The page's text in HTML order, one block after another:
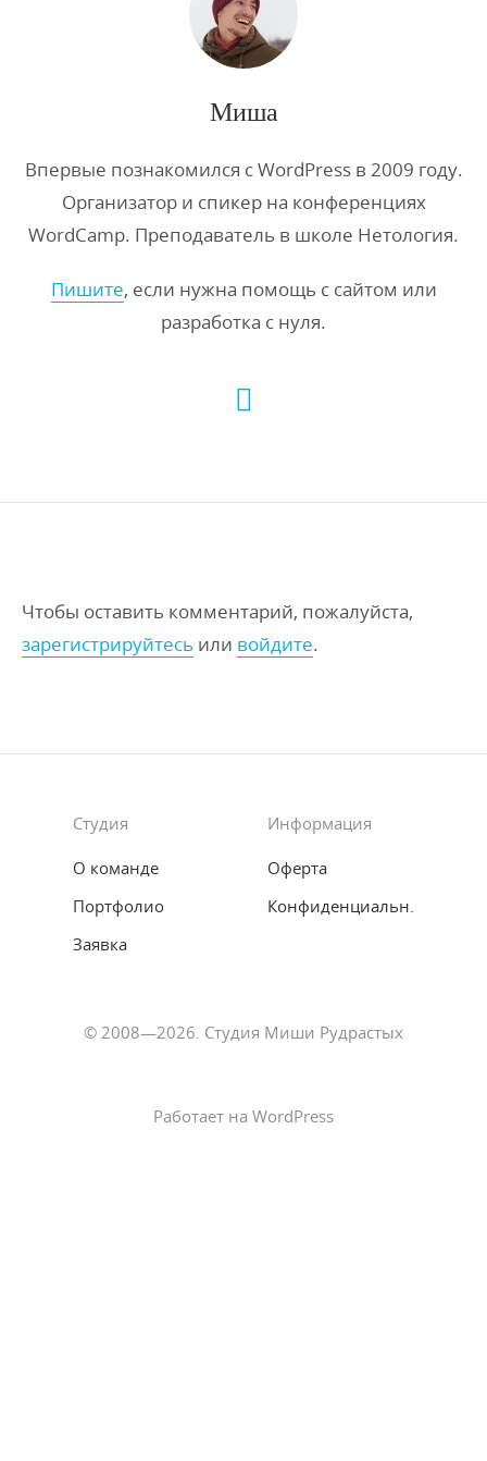
Миша
Впервые познакомился с WordPress в 2009 году.
Организатор и спикер на конференциях
WordCamp. Преподаватель в школе Нетология.
Пишите, если нужна помощь с сайтом или
разработка с нуля.
Чтобы оставить комментарий, пожалуйста,
зарегистрируйтесь или войдите.
Студия
О команде
Портфолио
Заявка
Информация
Оферта
Конфиденциальн.
© 2008—2026. Студия Миши Рудрастых
Работает на WordPress